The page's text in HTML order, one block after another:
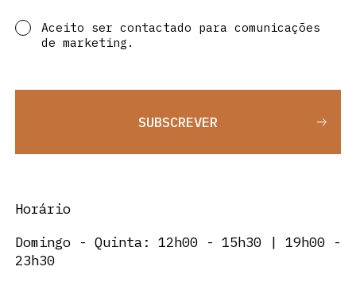
Aceito ser contactado para comunicações
de marketing.
SUBSCREVER
Horário
Domingo - Quinta: 12h00 - 15h30 | 19h00 -
23h30